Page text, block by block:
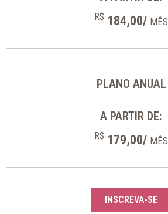
R$ 184,00/ MÊS
PLANO ANUAL
A PARTIR DE:
R$ 179,00/ MÊS
INSCREVA-SE